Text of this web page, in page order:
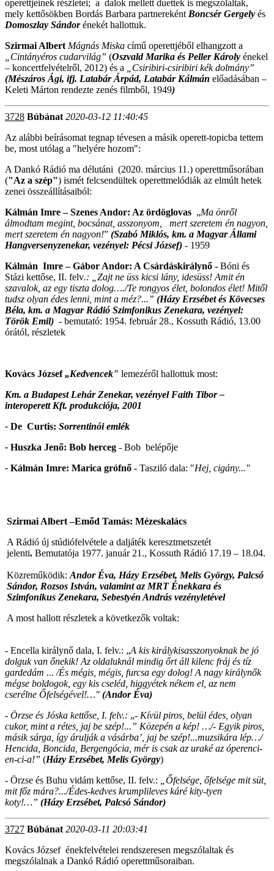
operettjeinek részletei; a dalok mellett duettek is megszólaltak,
mely kettősökben Bordás Barbara partnereként Boncsér Gergely és
Domoszlay Sándorénekét hallottuk.
Szirmai Albert Mágnás Miska című operettjéből elhangzott a
„Cintányéros cudarvilág” (Oszvald Marika és Peller Károly énekel
– koncertfelvételről, 2012) és a
„Csiribiri-csiribiri kék dolmány”
(Mészáros Ági, ifj. Latabár Árpád, Latabár Kálmán előadásában –
Keleti Márton rendezte zenés filmből, 1949)
3728 Búbánat 2020-03-12 11:40:45
Az alábbi beírásomat tegnap tévesen a másik operett-topicba tettem
be, most utólag a "helyére hozom":
A Dankó Rádió ma délutáni (2020. március 11.) operettműsorában
("Az a szép") ismét felcsendültek operettmelódiák az elmúlt hetek
zenei összeállításaiból:
Kálmán Imre – Szenes Andor: Az ördöglovas „Ma önről
álmodtam megint, bocsánat, asszonyom, mert szeretem én nagyon,
mert szeretem én nagyon!” (Szabó Miklós, km. a Magyar Állami
Hangversenyzenekar, vezényel: Pécsi József) - 1959
Kálmán Imre – Gábor Andor: A Csárdáskirálynő - Bóni és
Stázi kettőse, II. felv.: „Zajt ne üss kicsi lány, idesüss! Amit én
szavalok, az egy tiszta dolog…./Te rongyos élet, bolondos élet! Mitől
tudsz olyan édes lenni, mint a méz?...” (Házy Erzsébet és Kövecses
Béla, km. a Magyar Rádió Szimfonikus Zenekara, vezényel:
Török Emil) - bemutató: 1954. február 28., Kossuth Rádió, 13.00
órától, részletek
Kovács József„Kedvencek" lemezéről hallottuk most:
Km. a Budapest Lehár Zenekar, vezényel Faith Tibor –
interoperett Kft. produkciója, 2001
- De Curtis: Sorrentinói emlék
- Huszka Jenő: Bob herceg - Bob belépője
- Kálmán Imre: Marica grófnő - Tasziló dala: "Hej, cigány..."
Szirmai Albert –Emőd Tamás: Mézeskalács
A Rádió új stúdiófelvétele a daljáték keresztmetszetét
jelenti. Bemutatója 1977. január 21., Kossuth Rádió 17.19 – 18.04.
Közreműködik: Andor Éva, Házy Erzsébet, Melis György, Palcsó
Sándor, Rozsos István, valamint az MRT Énekkara és
Szimfonikus Zenekara, Sebestyén András vezényletével
A most hallott részletek a következők voltak:
- Encella királynő dala, I. felv.: „A kis királykisasszonyoknak be jó
dolguk van őnekik! Az oldaluknál mindig őrt áll kilenc fráj és tíz
gardedám ... /És mégis, mégis, furcsa egy dolog! A nagy királynők
mégse boldogok, egy kis cseléd, higgyétek nékem el, az nem
cserélne Őfelségével!…" (Andor Éva)
- Örzse és Jóska kettőse, I. felv.: „- Kívül piros, belül édes, olyan
cukor, mint a rétes, jaj be szép!...” Közepén a kép! …/- Egyik piros,
másik sárga, így árulják a vásárba’, jaj be szép!...muzsikára lép…/
Hencida, Boncida, Bergengócia, mér is csak az uraké az óperenci-
en-ci-a!” (Házy Erzsébet, Melis György)
- Örzse és Buhu vidám kettőse, II. felv.:
„Őfelsége, őfelsége mit süt,
mit főz mára?.../Édes-kedves krumplileves káré kity-tyen
koty!…” (Házy Erzsébet, Palcsó Sándor)
3727 Búbánat 2020-03-11 20:03:41
Kovács József énekfelvételei rendszeresen megszólaltak és
megszólalnak a Dankó Rádió operettműsoraiban.